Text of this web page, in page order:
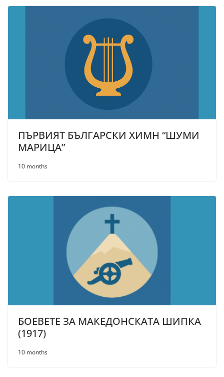
ПЪРВИЯТ БЪЛГАРСКИ ХИМН “ШУМИ
МАРИЦА”
10 months
БОЕВЕТЕ ЗА МАКЕДОНСКАТА ШИПКА
(1917)
10 months